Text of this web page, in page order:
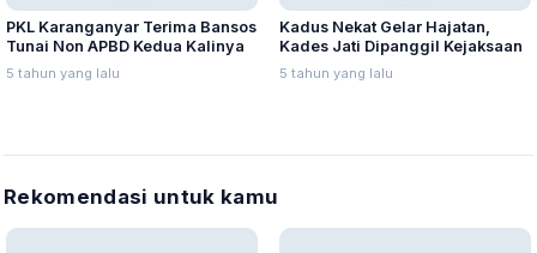
PKL Karanganyar Terima Bansos
Tunai Non APBD Kedua Kalinya
5 tahun yang lalu
Kadus Nekat Gelar Hajatan,
Kades Jati Dipanggil Kejaksaan
5 tahun yang lalu
Rekomendasi untuk kamu